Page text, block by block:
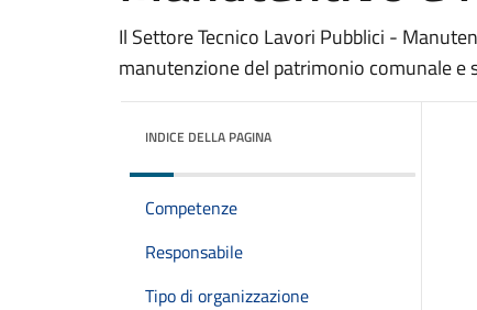
Il Settore Tecnico Lavori Pubblici -
manutenzione del patrimonio comunale e
INDICE DELLA PAGINA
Competenze
Responsabile
Tipo di organizzazione